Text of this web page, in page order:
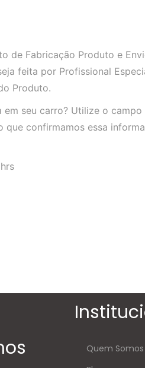
de Fabricação Produto e
feita por Profissional
Produto.
seu carro? Utilize o
que confirmamos essa
Quem Somos